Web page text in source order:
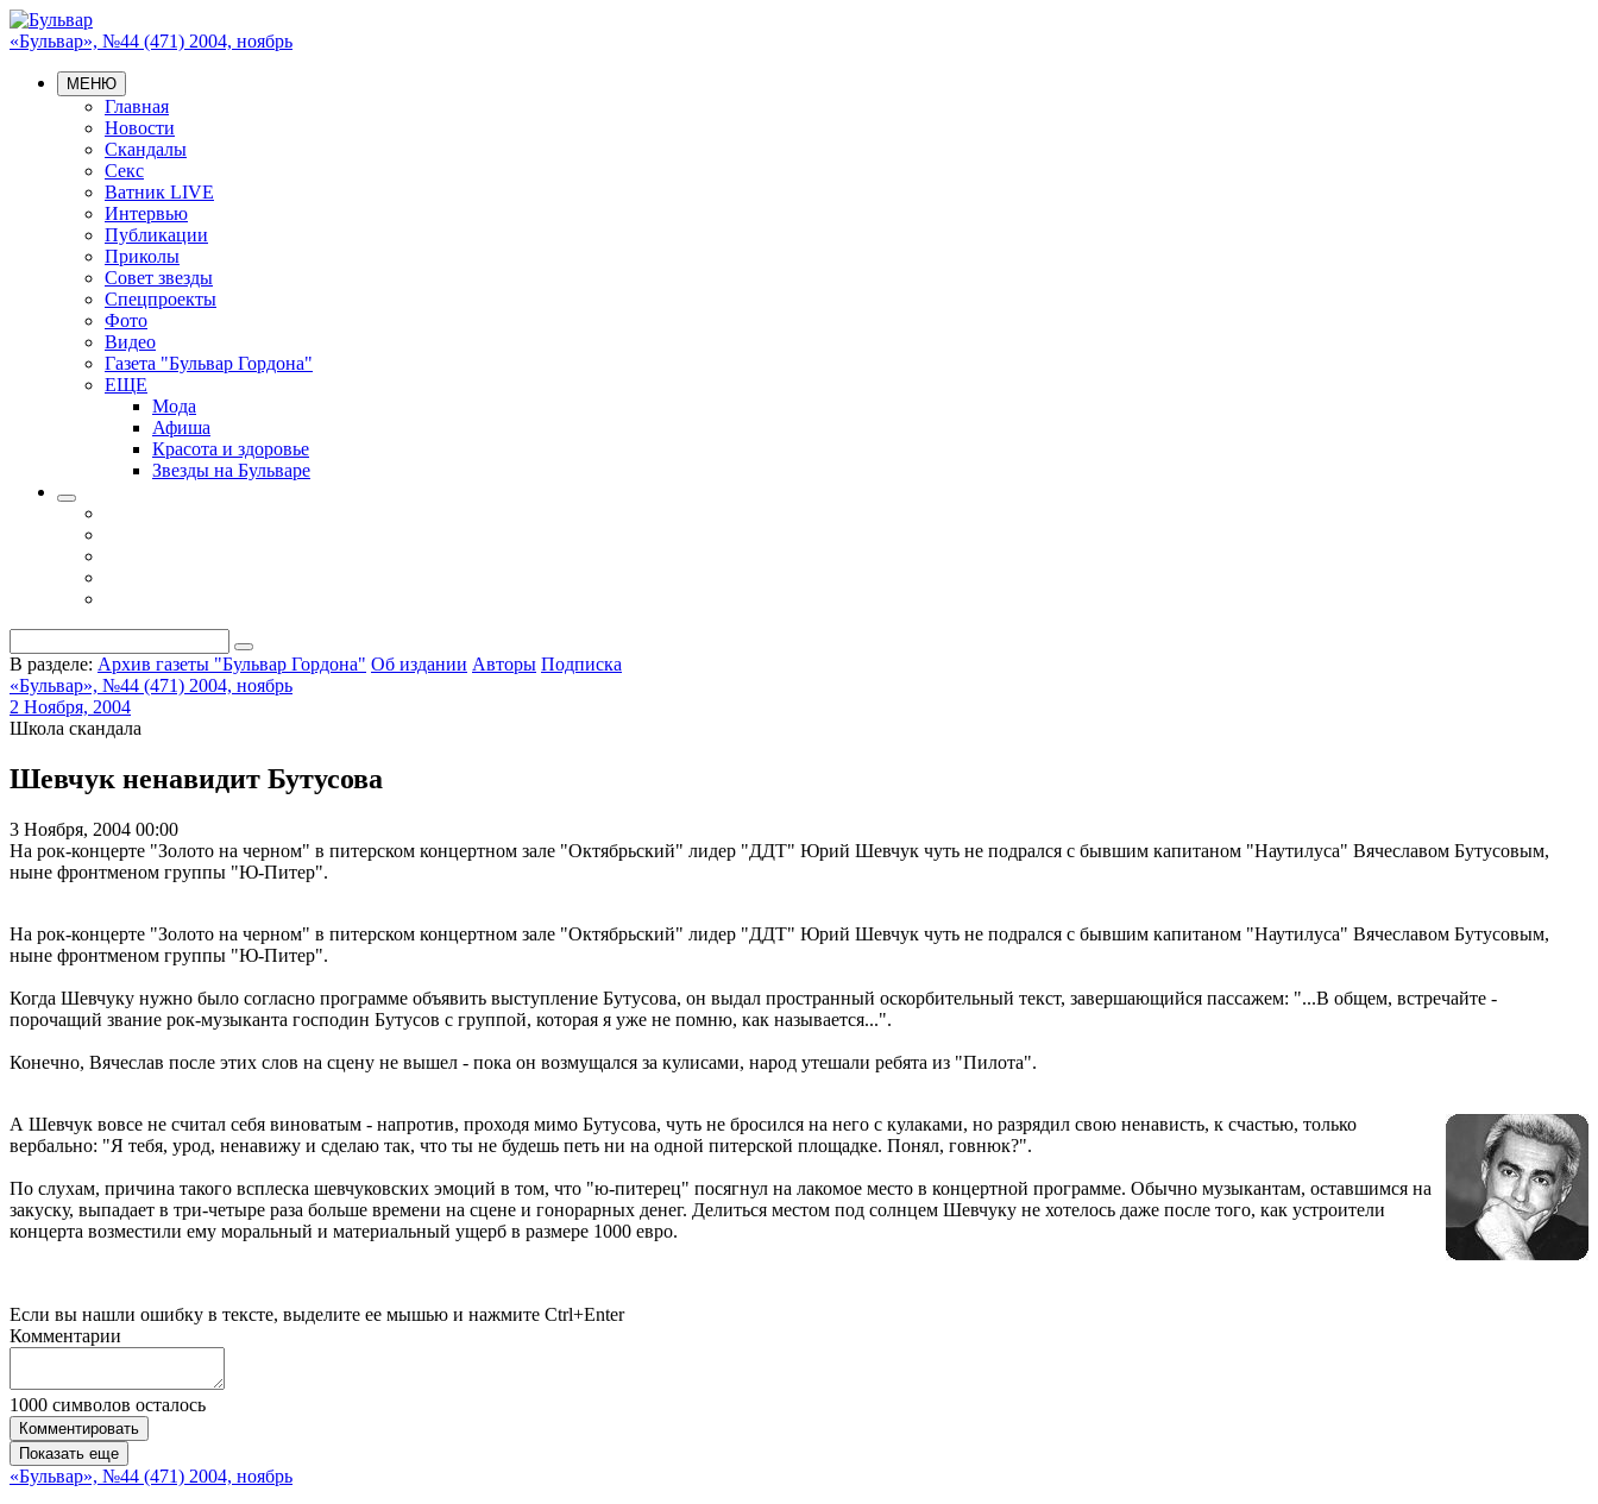
«Бульвар», №44 (471) 2004, ноябрь
МЕНЮ
Главная
Новости
Скандалы
Секс
Ватник LIVE
Интервью
Публикации
Приколы
Совет звезды
Спецпроекты
Фото
Видео
Газета "Бульвар Гордона"
ЕЩЕ
Мода
Афиша
Красота и здоровье
Звезды на Бульваре
В разделе: Архив газеты "Бульвар Гордона" Об издании Авторы Подписка
«Бульвар», №44 (471) 2004, ноябрь
2 Ноября, 2004
Школа скандала
Шевчук ненавидит Бутусова
3 Ноября, 2004 00:00
На рок-концерте "Золото на черном" в питерском концертном зале "Октябрьский" лидер "ДДТ" Юрий Шевчук чуть не подрался с бывшим капитаном "Наутилуса" Вячеславом Бутусовым,
ныне фронтменом группы "Ю-Питер".
На рок-концерте "Золото на черном" в питерском концертном зале "Октябрьский" лидер "ДДТ" Юрий Шевчук чуть не подрался с бывшим капитаном "Наутилуса" Вячеславом Бутусовым,
ныне фронтменом группы "Ю-Питер".
Когда Шевчуку нужно было согласно программе объявить выступление Бутусова, он выдал пространный оскорбительный текст, завершающийся пассажем: "...В общем, встречайте -
порочащий звание рок-музыканта господин Бутусов с группой, которая я уже не помню, как называется...".
Конечно, Вячеслав после этих слов на сцену не вышел - пока он возмущался за кулисами, народ утешали ребята из "Пилота".
А Шевчук вовсе не считал себя виноватым - напротив, проходя мимо Бутусова, чуть не бросился на него с кулаками, но разрядил свою ненависть, к счастью, только
вербально: "Я тебя, урод, ненавижу и сделаю так, что ты не будешь петь ни на одной питерской площадке. Понял, говнюк?".
По слухам, причина такого всплеска шевчуковских эмоций в том, что "ю-питерец" посягнул на лакомое место в концертной программе. Обычно музыкантам, оставшимся на
закуску, выпадает в три-четыре раза больше времени на сцене и гонорарных денег. Делиться местом под солнцем Шевчуку не хотелось даже после того, как устроители
концерта возместили ему моральный и материальный ущерб в размере 1000 евро.
Если вы нашли ошибку в тексте, выделите ее мышью и нажмите Ctrl+Enter
Комментарии
1000 символов осталось
Комментировать
Показать еще
«Бульвар», №44 (471) 2004, ноябрь